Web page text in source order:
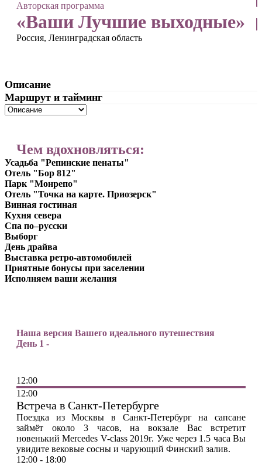
Авторская программа
«Ваши Лучшие выходные»
Россия, Ленинградская область
Описание
Маршрут и тайминг
Чем вдохновляться:
Усадьба "Репинские пенаты"
Отель "Бор 812"
Парк "Монрепо"
Отель "Точка на карте. Приозерск"
Винная гостиная
Кухня севера
Спа по–русски
Выборг
День драйва
Выставка ретро-автомобилей
Приятные бонусы при заселении
Исполняем ваши желания
Наша версия Вашего идеального путешествия
День 1 -
12:00
12:00
Встреча в Санкт-Петербурге
Поездка из Москвы в Санкт-Петербург на сапсане
займёт около 3 часов, на вокзале Вас встретит
новенький Mercedes V-class 2019г. Уже через 1.5 часа Вы
увидите вековые сосны и чарующий Финский залив.
12:00 - 18:00